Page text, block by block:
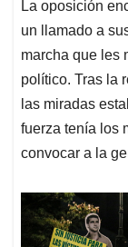
La oposición
un llamado a
marcha que les
político. Tras la
las miradas
fuerza tenía los
convocar a la